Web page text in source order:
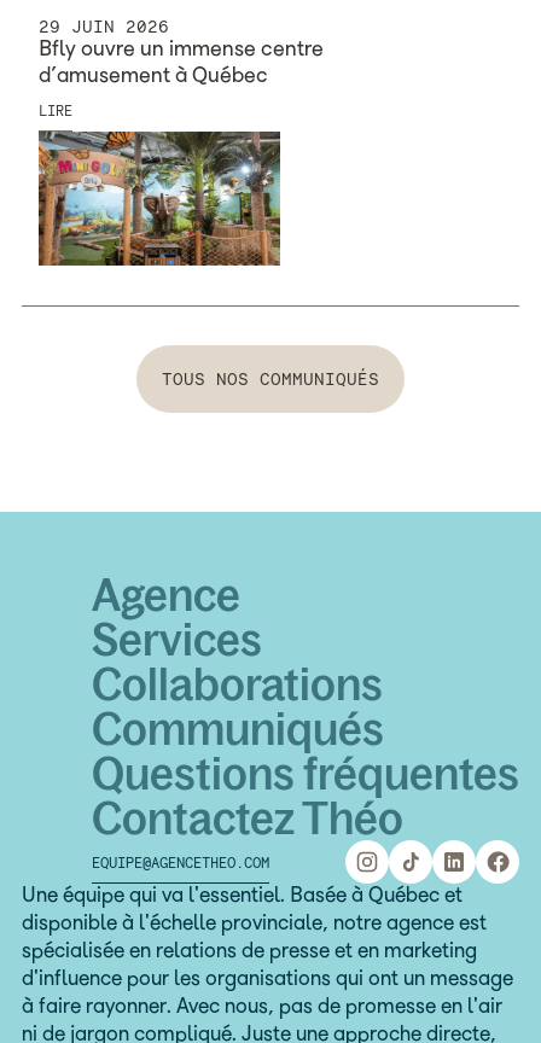
29 JUIN 2026
Bfly ouvre un immense centre
d’amusement à Québec
LIRE
Tous nos communiqués
TOUS NOS COMMUNIQUÉS
Une équipe qui va l'essentiel. Basée à Québec et
disponible à l'échelle provinciale, notre agence est
spécialisée en relations de presse et en marketing
d'influence pour les organisations qui ont un message
à faire rayonner. Avec nous, pas de promesse en l'air
ni de jargon compliqué. Juste une approche directe,
Agence
Services
Collaborations
Communiqués
Questions fréquentes
Contactez Théo
EQUIPE@AGENCETHEO.COM
equipe@agencetheo.com